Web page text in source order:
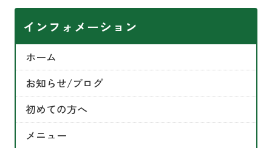
インフォメーション
ホーム
お知らせ/ブログ
初めての方へ
メニュー